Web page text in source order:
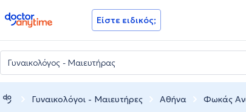
doctoranytime Είστε ειδικός;
Γυναικολόγοι - Μαιευτήρες Αθήνα Φωκάς